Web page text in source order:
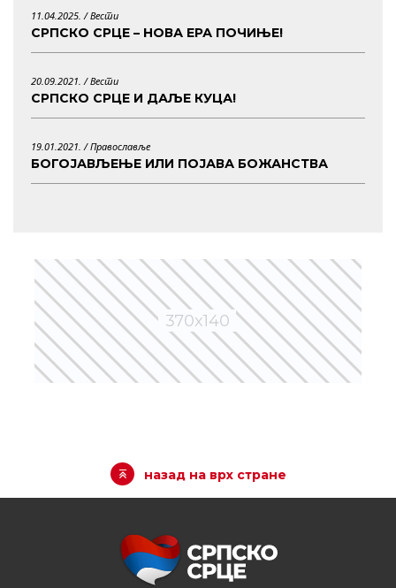
11.04.2025. /Вести
СРПСКО СРЦЕ – НОВА ЕРА ПОЧИЊЕ!
20.09.2021. /Вести
СРПСКО СРЦЕ И ДАЉЕ КУЦА!
19.01.2021. /Православље
БОГОЈАВЉЕЊЕ ИЛИ ПОЈАВА БОЖАНСТВА
назад на врх стране